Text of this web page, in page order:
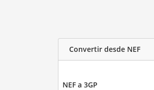
Convertir desde NEF
NEF a 3GP